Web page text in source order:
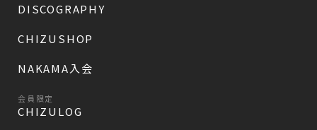
DISCOGRAPHY
CHIZUSHOP
NAKAMA入会
会員限定
CHIZULOG